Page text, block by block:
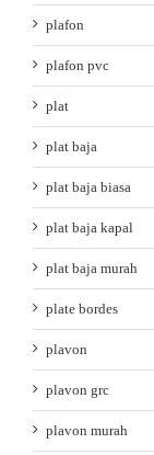
plafon
plafon pvc
plat
plat baja
plat baja biasa
plat baja kapal
plat baja murah
plate bordes
plavon
plavon grc
plavon murah